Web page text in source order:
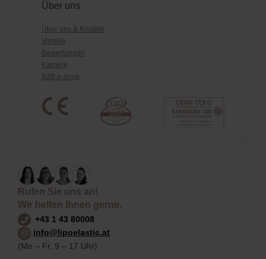
Über uns
Über uns & Kontakt
Vorteile
Bewertungen
Karriere
B2B e-shop
Rufen Sie uns an!
Wir helfen Ihnen gerne.
+43 1 43 80008
info@lipoelastic.at
(Mo – Fr, 9 – 17 Uhr)